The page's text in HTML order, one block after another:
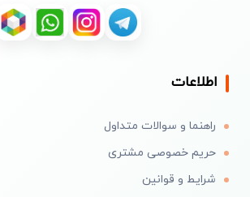
اطلاعات
راهنما و سوالات متداول
حریم خصوصی مشتری
شرایط و قوانین